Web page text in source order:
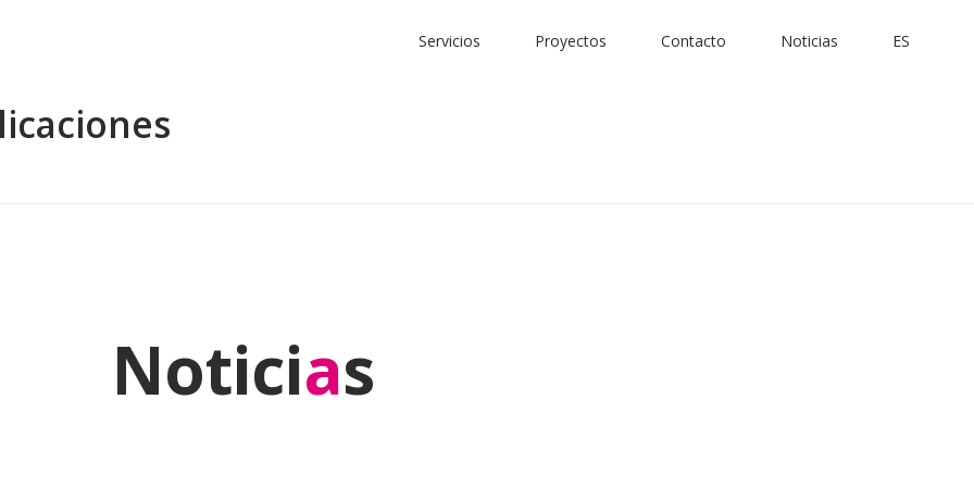
Servicios Proyectos Contacto Noticias ES
Noticias